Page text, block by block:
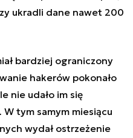
ukradli dane nawet 200
bardziej ograniczony
hakerów pokonało
nie udało im się
tym samym miesiącu
wydał ostrzeżenie